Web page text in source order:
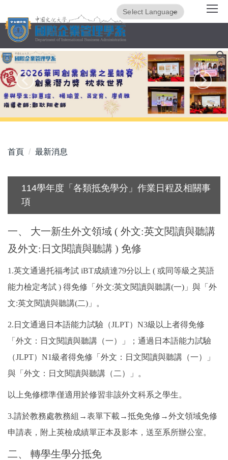
到
主
內
容
區
Translate
首頁 最新消息
114學年度「各類抵免學分」作業日程及相關事
項
一、 大一新生外文領域 ( 外文:英文閱讀與聽講
及外文:日文閱讀與聽講 ) 免修
1.英文通過托福考試 iBT成績達79分以上 ( 或同等級之英語
能力檢定考試 ) 得免修「外文:英文閱讀與聽講(一)」與「外
文:英文閱讀與聽講(二)」。
2. 日文通過日本語能力試驗（JLPT）N3級以上者得免修
「外文：日文閱讀與聽講 （一）」；通過日本語能力試驗
（JLPT）N1級者得免修「外文：日文閱讀與聽講 （一）」
與「外文：日文閱讀與聽講（二）」。
以上免修標準僅適用於修習非該外文科系之學生。
3.請於教務處教務組 →表單下載 →抵免免修 →外文領域免修
申請表，附上英檢成績單正本及影本，送至系所辦公室。
二、 轉學生學分抵免